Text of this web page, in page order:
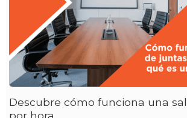
Descubre cómo funciona una
por hora